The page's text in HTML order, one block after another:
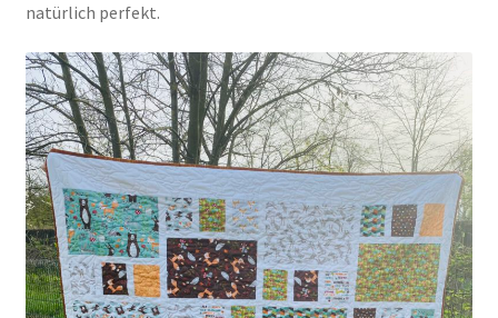
natürlich perfekt.